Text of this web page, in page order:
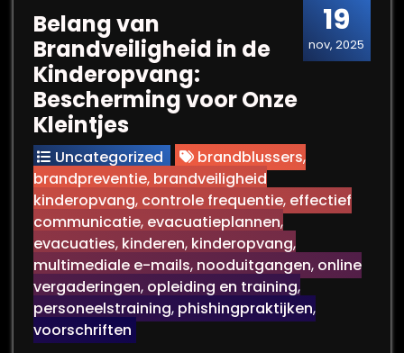
19
nov, 2025
Belang van
Brandveiligheid in de
Kinderopvang:
Bescherming voor Onze
Kleintjes
Uncategorized brandblussers,
brandpreventie, brandveiligheid
kinderopvang, controle frequentie, effectief
communicatie, evacuatieplannen,
evacuaties, kinderen, kinderopvang,
multimediale e-mails, nooduitgangen, online
vergaderingen, opleiding en training,
personeelstraining, phishingpraktijken,
voorschriften